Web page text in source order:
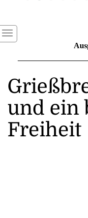
und ein
Freiheit